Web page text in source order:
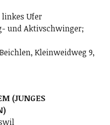
Ufer
und Aktivschwinger;
Kleinweidweg 9,
(JUNGES